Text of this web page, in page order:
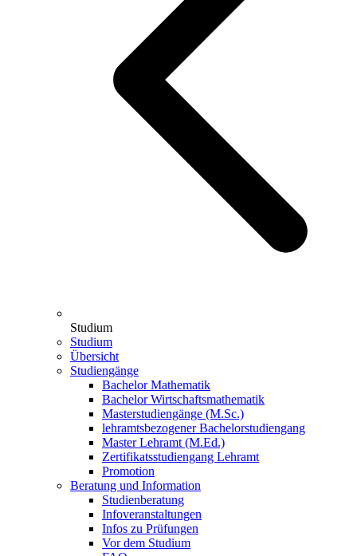
Studium
Studium
Übersicht
Studiengänge
Bachelor Mathematik
Bachelor Wirtschaftsmathematik
Masterstudiengänge (M.Sc.)
lehramtsbezogener Bachelorstudiengang
Master Lehramt (M.Ed.)
Zertifikatsstudiengang Lehramt
Promotion
Beratung und Information
Studienberatung
Infoveranstaltungen
Infos zu Prüfungen
Vor dem Studium